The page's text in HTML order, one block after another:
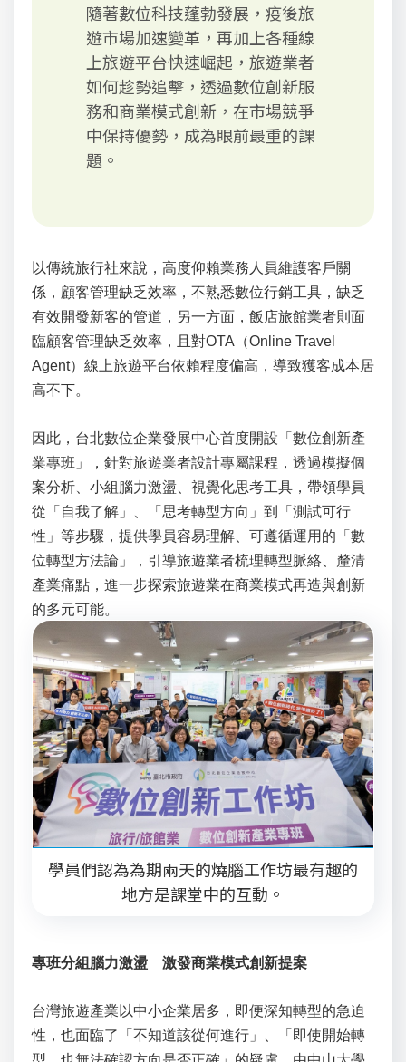
隨著數位科技蓬勃發展，疫後旅
遊市場加速變革，再加上各種線
上旅遊平台快速崛起，旅遊業者
如何趁勢追擊，透過數位創新服
務和商業模式創新，在市場競爭
中保持優勢，成為眼前最重的課
題。
以傳統旅行社來說，高度仰賴業務人員維護客戶關
係，顧客管理缺乏效率，不熟悉數位行銷工具，缺乏
有效開發新客的管道，另一方面，飯店旅館業者則面
臨顧客管理缺乏效率，且對OTA（Online Travel
Agent）線上旅遊平台依賴程度偏高，導致獲客成本居
高不下。
因此，台北數位企業發展中心首度開設「數位創新產
業專班」，針對旅遊業者設計專屬課程，透過模擬個
案分析、小組腦力激盪、視覺化思考工具，帶領學員
從「自我了解」、「思考轉型方向」到「測試可行
性」等步驟，提供學員容易理解、可遵循運用的「數
位轉型方法論」，引導旅遊業者梳理轉型脈絡、釐清
產業痛點，進一步探索旅遊業在商業模式再造與創新
的多元可能。
學員們認為為期兩天的燒腦工作坊最有趣的
地方是課堂中的互動。
專班分組腦力激盪 激發商業模式創新提案
台灣旅遊產業以中小企業居多，即便深知轉型的急迫
性，也面臨了「不知道該從何進行」、「即使開始轉